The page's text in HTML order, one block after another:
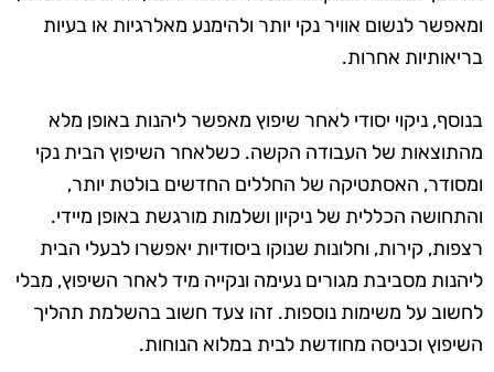
ומאפשר לנשום אוויר נקי יותר ולהימנע מאלרגיות או בעיות
בריאותיות אחרות.
בנוסף, ניקוי יסודי לאחר שיפוץ מאפשר ליהנות באופן מלא
מהתוצאות של העבודה הקשה. כשלאחר השיפוץ הבית נקי
ומסודר, האסתטיקה של החללים החדשים בולטת יותר,
והתחושה הכללית של ניקיון ושלמות מורגשת באופן מיידי.
רצפות, קירות, וחלונות שנוקו ביסודיות יאפשרו לבעלי הבית
ליהנות מסביבת מגורים נעימה ונקייה מיד לאחר השיפוץ, מבלי
לחשוב על משימות נוספות. זהו צעד חשוב בהשלמת תהליך
השיפוץ וכניסה מחודשת לבית במלוא הנוחות.